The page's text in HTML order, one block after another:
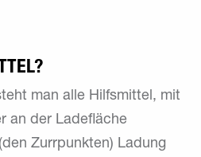
man alle Hilfsmittel, mit
an der Ladefläche
Zurrpunkten) Ladung